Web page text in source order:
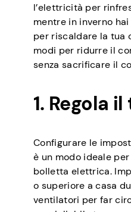
l’elettricità per
mentre in inverno
per riscaldare la tua
modi per ridurre il
senza sacrificare il
1. Regola
Configurare le
è un modo ideale
bolletta elettrica.
o superiore a casa
ventilatori per far